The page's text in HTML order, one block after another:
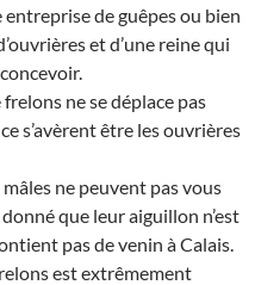
de guêpes ou bien
et d’une reine qui
ne se déplace pas
s’avèrent être les ouvrières
ne peuvent pas vous
que leur aiguillon n’est
pas de venin à Calais.
est extrêmement